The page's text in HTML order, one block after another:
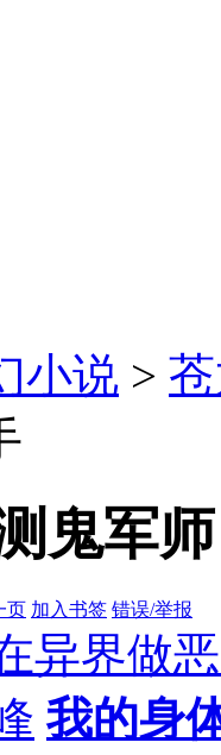
小说 >
鬼军
页 加入书签 错误/举报
异界做
我的身